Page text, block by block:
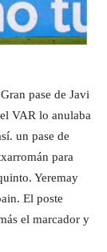
pase de Javi
VAR lo anulaba
un pase de
para
Yeremay
El poste
el marcador y